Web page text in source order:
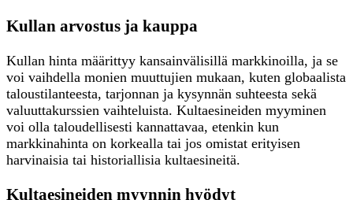
Kullan arvostus ja kauppa
Kullan hinta määrittyy kansainvälisillä markkinoilla, ja se
voi vaihdella monien muuttujien mukaan, kuten globaalista
taloustilanteesta, tarjonnan ja kysynnän suhteesta sekä
valuuttakurssien vaihteluista. Kultaesineiden myyminen
voi olla taloudellisesti kannattavaa, etenkin kun
markkinahinta on korkealla tai jos omistat erityisen
harvinaisia tai historiallisia kultaesineitä.
Kultaesineiden myynnin hyödyt